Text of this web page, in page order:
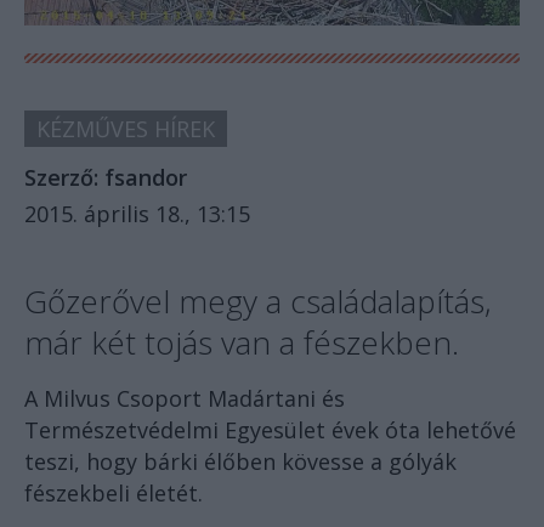
KÉZMŰVES HÍREK
Szerző: fsandor
2015. április 18., 13:15
Gőzerővel megy a családalapítás,
már két tojás van a fészekben.
A Milvus Csoport Madártani és
Természetvédelmi Egyesület évek óta lehetővé
teszi, hogy bárki élőben kövesse a gólyák
fészekbeli életét.